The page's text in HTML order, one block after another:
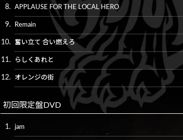
8. APPLAUSE FOR THE LOCAL HERO
9. Remain
10. 奮い立て 合い燃えろ
11. らしくあれと
12. オレンジの街
初回限定盤DVD
1. jam